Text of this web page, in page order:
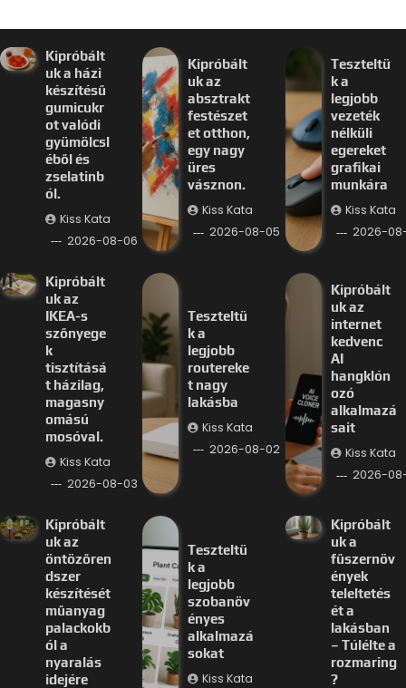
Kipróbált
uk a házi
készítésű
gumicukr
ot valódi
gyümölcsl
éből és
zselatinb
ól.
Kiss Kata
2026-08-06
Kipróbált
uk az
absztrakt
festészet
et otthon,
egy nagy
üres
vásznon.
Kiss Kata
2026-08-05
Teszteltü
k a
legjobb
vezeték
nélküli
egereket
grafikai
munkára
Kiss Kata
2026-
Kipróbált
uk az
IKEA-s
szőnyege
k
tisztításá
t házilag,
magasny
omású
mosóval.
Kiss Kata
2026-08-03
Teszteltü
k a
legjobb
routereke
t nagy
lakásba
Kiss Kata
2026-08-02
Kipróbált
uk az
internet
kedvenc
AI
hangklón
ozó
alkalmazá
sait
Kiss Kata
2026-
Kipróbált
uk az
öntözőren
dszer
készítését
műanyag
palackokb
ól a
nyaralás
idejére
Teszteltü
k a
legjobb
szobanöv
ényes
alkalmazá
sokat
Kiss Kata
Kipróbált
uk a
fűszernöv
ények
teleltetés
ét a
lakásban
– Túlélte a
rozmaring
?